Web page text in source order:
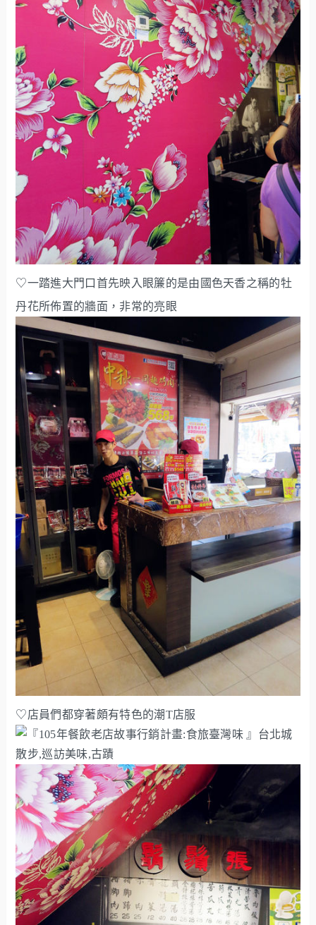
♡一踏進大門口首先映入眼簾的是由國色天香之稱的牡
丹花所佈置的牆面，非常的亮眼
♡店員們都穿著頗有特色的潮T店服